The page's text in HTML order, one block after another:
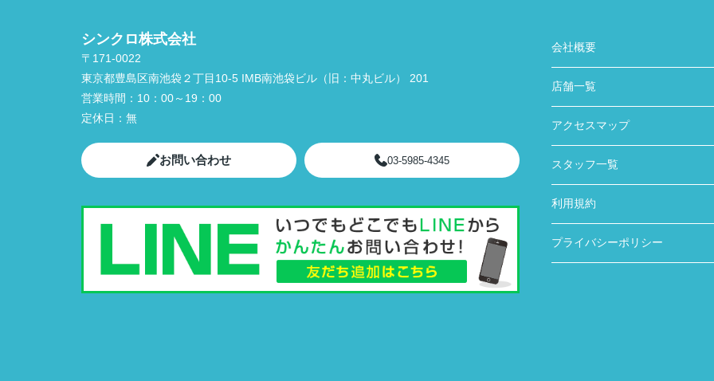
シンクロ株式会社
〒171-0022
東京都豊島区南池袋２丁目10-5 IMB南池袋ビル（旧：中丸ビル） 201
営業時間： 10：00～19：00
定休日： 無
お問い合わせ 03-5985-4345
会社概要
店舗一覧
アクセスマップ
スタッフ一覧
利用規約
プライバシーポリシー